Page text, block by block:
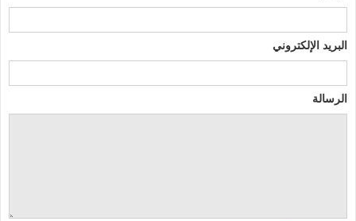
البريد الإلكتروني
الرسالة